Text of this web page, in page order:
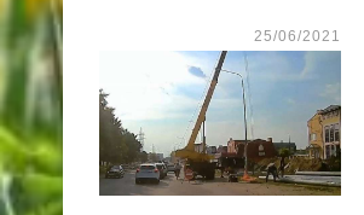
25/06/2021